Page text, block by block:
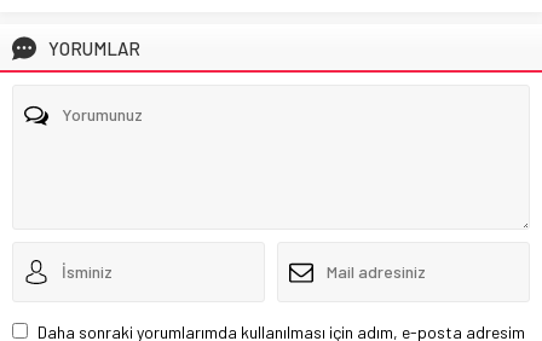
YORUMLAR
Daha sonraki yorumlarımda kullanılması için adım, e-posta adresim